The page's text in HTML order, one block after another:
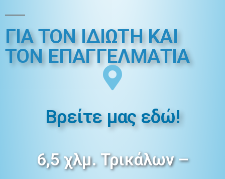
ΓΙΑ ΤΟΝ ΙΔΙΩΤΗ ΚΑΙ
ΤΟΝ ΕΠΑΓΓΕΛMΑΤΙΑ
Βρείτε μας εδώ!
6,5 χλμ. Τρικάλων –